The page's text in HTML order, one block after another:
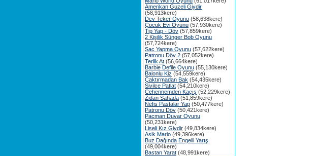
Amerikan Guzeli Giydir
(58,913kere)
Dev Teker Oyunu (58,638kere)
Çocuk Evi Oyunu (57,930kere)
Tip Yap - Döv (57,859kere)
2 Kişilik Sünger Bob Oyunu
(57,724kere)
Sac Yapma Oyunu (57,622kere)
Patronu Döv 2 (57,052kere)
Terlik At (56,664kere)
Barbie Defile Oyunu (55,130kere)
Balonlu Kiz (54,559kere)
Çaktırmadan Bak (54,435kere)
Sivilce Patlat (54,210kere)
Cehennemden Kaçış (52,229kere)
Zidan Sahada (51,859kere)
Nefis Pastalar Yap (50,477kere)
Patronu Döv (50,421kere)
Pacman Duvar Oyunu
(50,231kere)
Liseli Kız Giydir (49,834kere)
Asik Mario (49,396kere)
Buz Dağında Engelli Yarış
(49,004kere)
Bastan Yarat (48,991kere)